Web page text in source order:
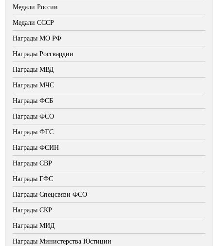
Медали России
Медали СССР
Награды МО РФ
Награды Росгвардии
Награды МВД
Награды МЧС
Награды ФСБ
Награды ФСО
Награды ФТС
Награды ФСИН
Награды СВР
Награды ГФС
Награды Спецсвязи ФСО
Награды СКР
Награды МИД
Награды Министерства Юстиции